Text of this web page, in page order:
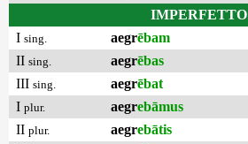
IMPERFETTO
I sing. aegrēbam
II sing. aegrēbas
III sing. aegrēbat
I plur. aegrebāmus
II plur. aegrebātis